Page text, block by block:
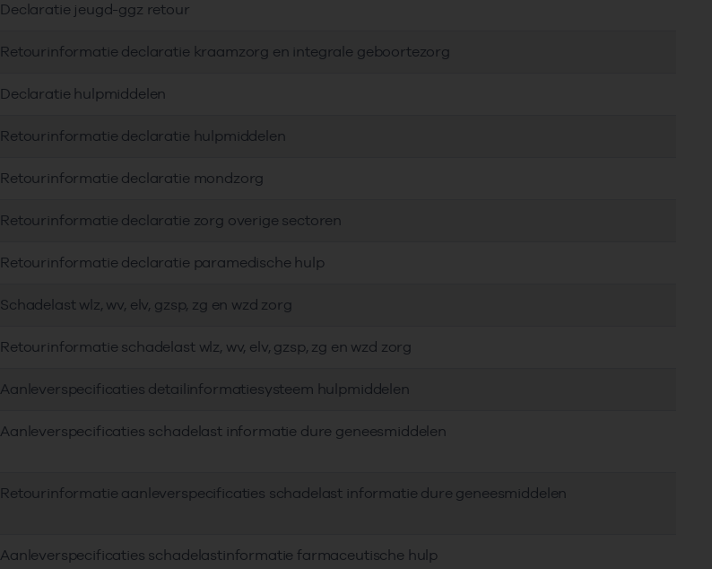
Declaratie jeugd-ggz retour
Retourinformatie declaratie kraamzorg en integrale geboortezorg
Declaratie hulpmiddelen
Retourinformatie declaratie hulpmiddelen
Retourinformatie declaratie mondzorg
Retourinformatie declaratie zorg overige sectoren
Retourinformatie declaratie paramedische hulp
Schadelast wlz, wv, elv, gzsp, zg en wzd zorg
Retourinformatie schadelast wlz, wv, elv, gzsp, zg en wzd zorg
Aanleverspecificaties detailinformatiesysteem hulpmiddelen
Aanleverspecificaties schadelast informatie dure geneesmiddelen
Retourinformatie aanleverspecificaties schadelast informatie dure geneesmiddelen
Aanleverspecificaties schadelastinformatie farmaceutische hulp